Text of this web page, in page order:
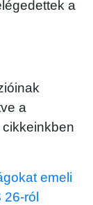
a
a
emeli
26-ról